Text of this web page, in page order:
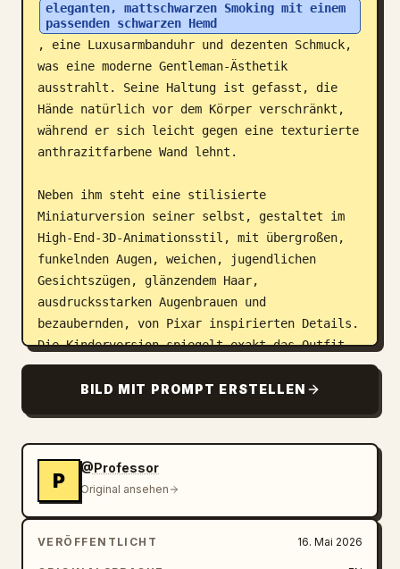
eleganten, mattschwarzen Smoking mit einem
passenden schwarzen Hemd
, eine Luxusarmbanduhr und dezenten Schmuck,
was eine moderne Gentleman-Ästhetik
ausstrahlt. Seine Haltung ist gefasst, die
Hände natürlich vor dem Körper verschränkt,
während er sich leicht gegen eine texturierte
anthrazitfarbene Wand lehnt.
Neben ihm steht eine stilisierte
Miniaturversion seiner selbst, gestaltet im
High-End-3D-Animationsstil, mit übergroßen,
funkelnden Augen, weichen, jugendlichen
Gesichtszügen, glänzendem Haar,
ausdrucksstarken Augenbrauen und
bezaubernden, von Pixar inspirierten Details.
Die Kinderversion spiegelt exakt das Outfit
und die Pose des Erwachsenen wider, was eine
visuell emotionale „Zukunft trifft Kindheit“-
Studiowand mit subtilen warmen Verläufen,
texturiertem Beton-Finish und einer
künstlerischen, handschriftlichen Signatur,
die lässig auf die Wand gemalt ist.
BILD MIT PROMPT ERSTELLEN
P
@Professor
Original ansehen
VERÖFFENTLICHT 16. Mai 2026